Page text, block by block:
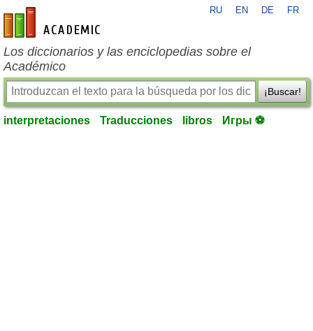
es-academic.com
RU EN DE FR
Los diccionarios y las enciclopedias sobre el
Académico
¡Buscar!
interpretaciones Traducciones libros Игры ⚽